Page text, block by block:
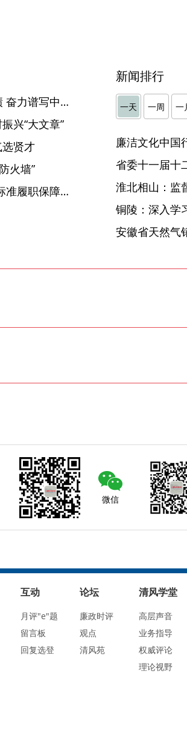
安庆：坚持为人民出政绩以实干出政绩 奋力谱写中国式现代化安庆篇章
兴“大文章”
选贤才
火墙”
马鞍山：市纪委常委会召开会议 以高标准履职保障高水平安全
新闻排行
一天 一周 一
廉洁文化中国
省委十一届十
淮北相山：监
微信
互动
月评"e"题
留言板
回复选登
论坛
廉政时评
观点
清风苑
清风学堂
高层声音
业务指导
权威评论
理论视野